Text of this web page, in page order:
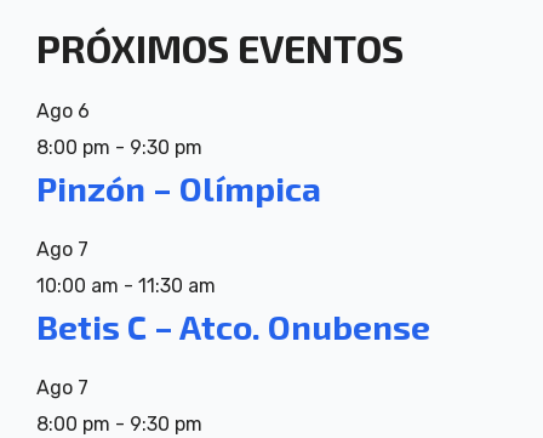
PRÓXIMOS EVENTOS
Ago 6
8:00 pm - 9:30 pm
Pinzón – Olímpica
Ago 7
10:00 am - 11:30 am
Betis C – Atco. Onubense
Ago 7
8:00 pm - 9:30 pm